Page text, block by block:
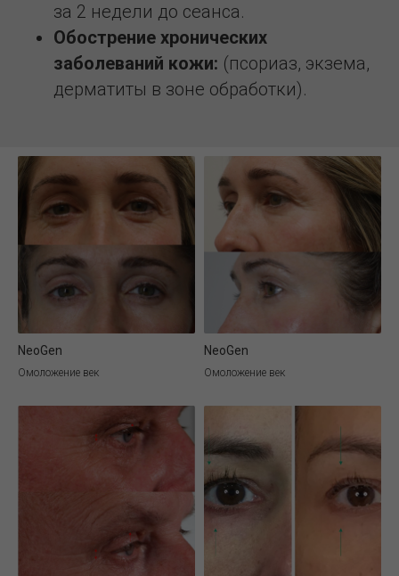
за 2 недели до сеанса.
Обострение хронических
заболеваний кожи: (псориаз, экзема,
дерматиты в зоне обработки).
NeoGen
Омоложение век
NeoGen
Омоложение век